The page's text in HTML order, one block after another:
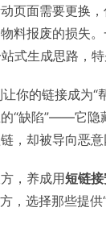
页面需要更换
料报废的损失
式生成思路，特
你的链接成为“
“缺陷”——它隐
，却被导向恶意
，养成用短链
，选择那些提